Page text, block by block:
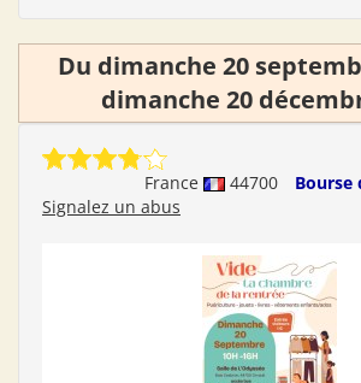
Du dimanche 20
dimanche 20
France 44700
Bourse
Signalez un abus